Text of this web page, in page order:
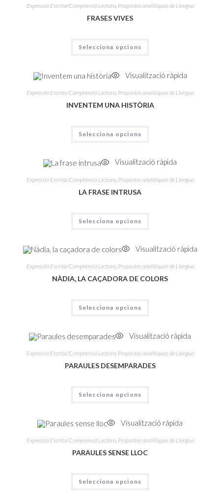
Expressió Escrita/Comprensió Lectora, Propostes analítiques de Llengua
FRASES VIVES
Selecciona opcions
Visualització ràpida
Expressió Escrita/Comprensió Lectora Propostes analítiques de Llengua
INVENTEM UNA HISTÒRIA
Selecciona opcions
Visualització ràpida
Expressió Escrita/Comprensió Lectora Propostes analítiques de Llengua
LA FRASE INTRUSA
Selecciona opcions
Visualització ràpida
Expressió Escrita/Comprensió Lectora, Propostes analítiques de Llengua
NÀDIA, LA CAÇADORA DE COLORS
Selecciona opcions
Visualització ràpida
Expressió Escrita/Comprensió Lectora, Propostes analítiques de Llengua
PARAULES DESEMPARADES
Selecciona opcions
Visualització ràpida
Expressió Escrita/Comprensió Lectora Propostes analítiques de Llengua
PARAULES SENSE LLOC
Selecciona opcions